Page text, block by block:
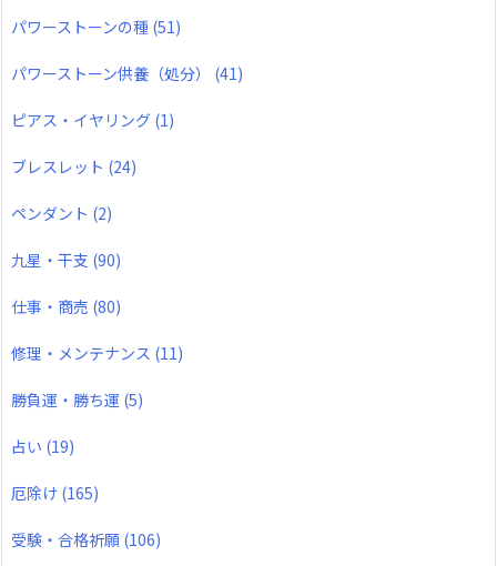
パワーストーンの種 (51)
パワーストーン供養（処分） (41)
ピアス・イヤリング (1)
ブレスレット (24)
ペンダント (2)
九星・干支 (90)
仕事・商売 (80)
修理・メンテナンス (11)
勝負運・勝ち運 (5)
占い (19)
厄除け (165)
受験・合格祈願 (106)